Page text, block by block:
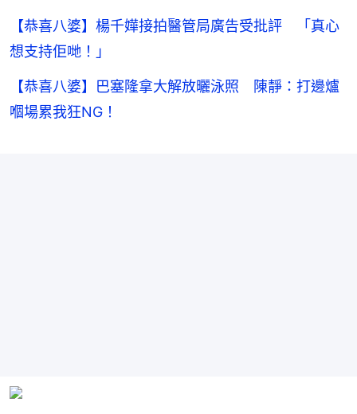
【恭喜八婆】楊千嬅接拍醫管局廣告受批評 「真心
想支持佢哋！」
【恭喜八婆】巴塞隆拿大解放曬泳照 陳靜：打邊爐
嗰場累我狂NG！